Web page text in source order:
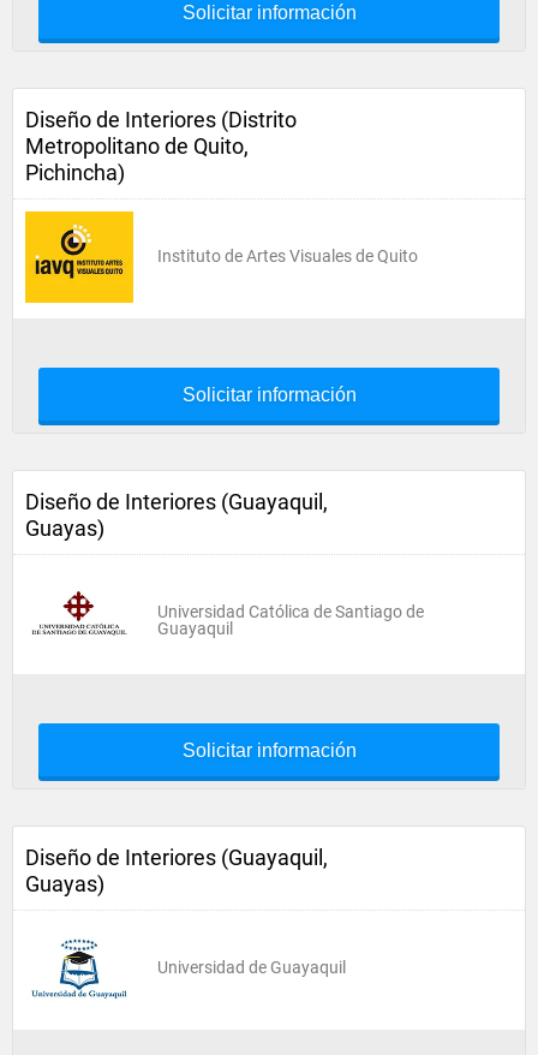
Solicitar información
Diseño de Interiores (Distrito
Metropolitano de Quito,
Pichincha)
Instituto de Artes Visuales de Quito
Solicitar información
Diseño de Interiores (Guayaquil,
Guayas)
Universidad Católica de Santiago de
Guayaquil
Solicitar información
Diseño de Interiores (Guayaquil,
Guayas)
Universidad de Guayaquil